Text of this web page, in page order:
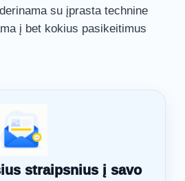
su įprasta technine
į bet kokius pasikeitimus
straipsnius į savo